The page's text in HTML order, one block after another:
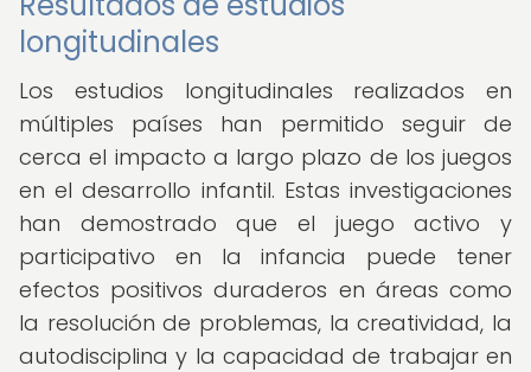
longitudinales
Los estudios longitudinales realizados en
múltiples países han permitido seguir de
cerca el impacto a largo plazo de los juegos
en el desarrollo infantil. Estas investigaciones
han demostrado que el juego activo y
participativo en la infancia puede tener
efectos positivos duraderos en áreas como
la resolución de problemas, la creatividad, la
autodisciplina y la capacidad de trabajar en